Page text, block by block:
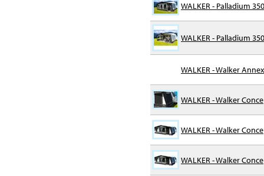
WALKER - Palladium
WALKER - Palladium
WALKER - Walker
WALKER - Walker
WALKER - Walker
WALKER - Walker